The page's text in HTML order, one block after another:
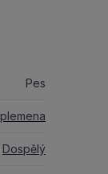
Pes
Dospělý